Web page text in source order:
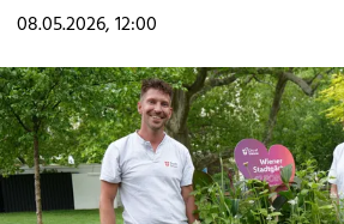
08.05.2026, 12:00